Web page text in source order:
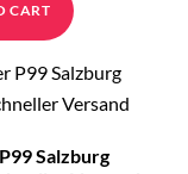
CART
Salzburg